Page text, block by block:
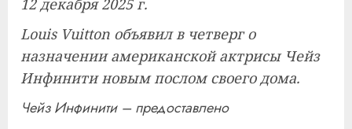
12 декабря 2025 г.
Louis Vuitton объявил в четверг о
назначении американской актрисы Чейз
Инфинити новым послом своего дома.
Чейз Инфинити – предоставлено